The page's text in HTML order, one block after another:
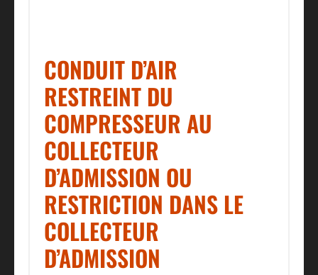
CONDUIT D’AIR
RESTREINT DU
COMPRESSEUR AU
COLLECTEUR
D’ADMISSION OU
RESTRICTION DANS LE
COLLECTEUR
D’ADMISSION